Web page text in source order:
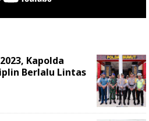
Kapolda
Berlalu Lintas